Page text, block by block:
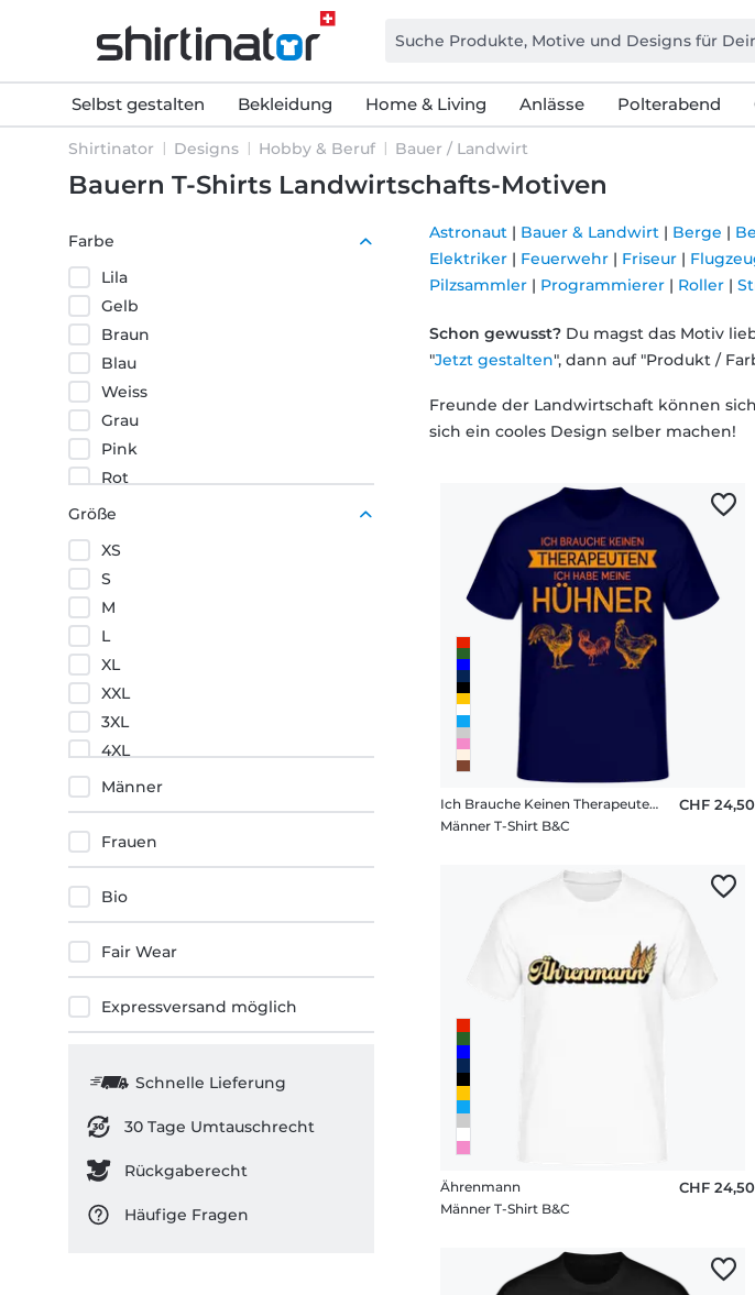
Selbst gestalten Bekleidung Home & Living Anlässe Polterabend
Shirtinator Designs Hobby & Beruf Bauer / Landwirt
Bauern T-Shirts Landwirtschafts-Motiven
Farbe
Lila
Gelb
Braun
Blau
Weiss
Grau
Pink
Rot
Schwarz
Größe
XS
S
M
L
XL
XXL
3XL
4XL
5XL
Männer
Frauen
Bio
Fair Wear
Expressversand möglich
Schnelle Lieferung
30 Tage Umtauschrecht
Rückgaberecht
Häufige Fragen
Astronaut | Bauer & Landwirt | Berge |
Elektriker | Feuerwehr | Friseur |
Pilzsammler | Programmierer | Roller |
Schon gewusst? Du magst das Motiv
"Jetzt gestalten", dann auf "Produkt /
Freunde der Landwirtschaft können
sich ein cooles Design selber machen!
Ich Brauche Keinen Therapeuten Hühner
Männer T-Shirt B&C
CHF 24,50
Ährenmann
Männer T-Shirt B&C
CHF 24,50